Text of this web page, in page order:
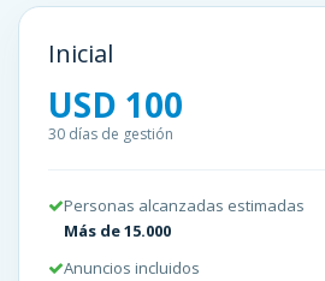
Inicial
USD 100
30 días de gestión
Personas alcanzadas estimadas
Más de 15.000
Anuncios incluidos